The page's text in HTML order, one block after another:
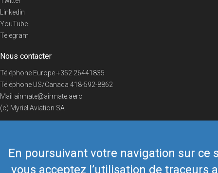
En poursuivant votre navigation sur ce
vous acceptez l’utilisation de traceurs
Linkedin
YouTube
Telegram
Nous contacter
Téléphone Europe+352 26441835
Téléphone US/Canada 418-592-8862
Mail airmate@airmate.aero
(c) Myriel Aviation SA
© 2019 Airmate - Conditions d'utilisation -Vie privée Back to top